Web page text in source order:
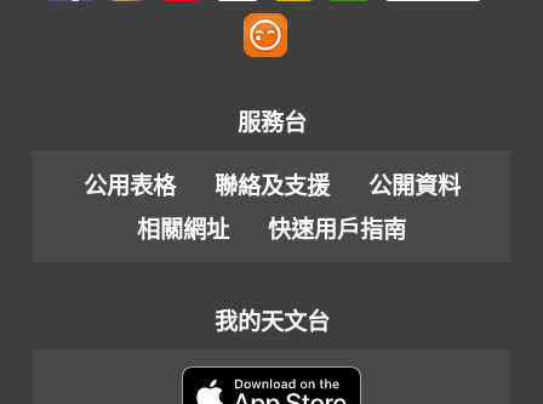
服務台
公用表格 聯絡及支援
公開資料
相關網址
快速用戶指南
我的天文台